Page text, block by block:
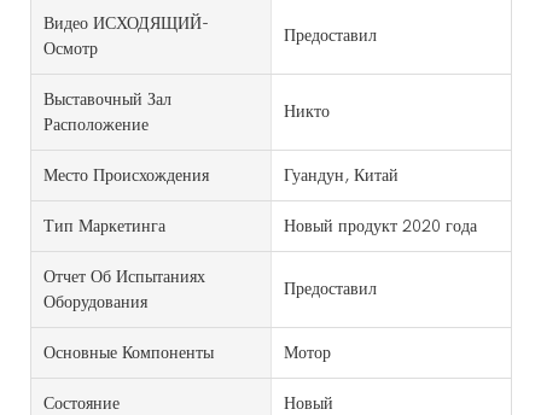
Видео ИСХОДЯЩИЙ-
Осмотр
Предоставил
Выставочный Зал
Расположение
Никто
Место Происхождения Гуандун, Китай
Тип Маркетинга Новый продукт 2020 года
Отчет Об Испытаниях
Оборудования
Предоставил
Основные Компоненты Мотор
Состояние Новый